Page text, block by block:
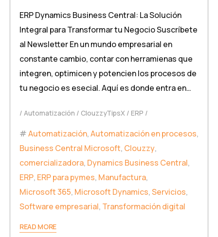
ERP Dynamics Business Central: La Solución
Integral para Transformar tu Negocio Suscríbete
al Newsletter En un mundo empresarial en
constante cambio, contar con herramienas que
integren, optimicen y potencien los procesos de
tu negocio es esecial. Aquí es donde entra en…
Automatización ClouzzyTipsX ERP
Automatización,Automatización en procesos,
Business Central Microsoft, Clouzzy,
comercializadora, Dynamics Business Central,
ERP, ERP para pymes, Manufactura,
Microsoft 365, Microsoft Dynamics,Servicios,
Software empresarial, Transformación digital
READ MORE